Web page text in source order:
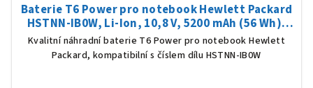
Baterie T6 Power pro notebook Hewlett Packard
HSTNN-IB0W, Li-Ion, 10,8 V, 5200 mAh (56 Wh),
černá
Kvalitní náhradní baterie T6 Power pro notebook Hewlett
Packard, kompatibilní s číslem dílu HSTNN-IB0W